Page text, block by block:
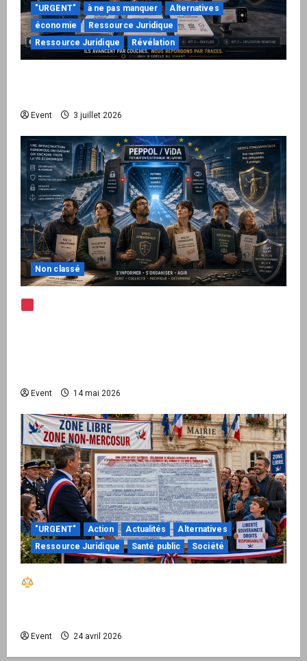
"URGENT" à ne pas manquer
Alternatives
économie
Ressource Juridique
Ressource Juridique
Révélation
Event 3 juillet 2026
Non classé
Event 14 mai 2026
"URGENT" Action Actualités
Alternatives
Ressource Juridique
Santé public Société
Event 24 avril 2026